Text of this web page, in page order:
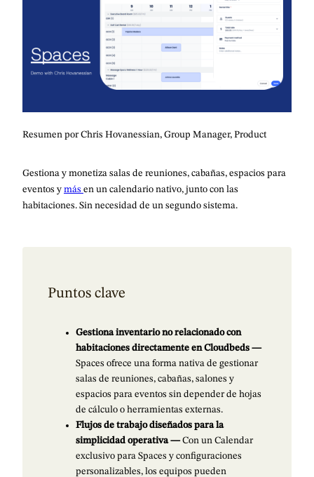
Resumen por Chris Hovanessian, Group Manager, Product
Gestiona y monetiza salas de reuniones, cabañas, espacios para
eventos y más en un calendario nativo, junto con las
habitaciones. Sin necesidad de un segundo sistema.
Puntos clave
Gestiona inventario no relacionado con
habitaciones directamente en Cloudbeds —
Spaces ofrece una forma nativa de gestionar
salas de reuniones, cabañas, salones y
espacios para eventos sin depender de hojas
de cálculo o herramientas externas.
Flujos de trabajo diseñados para la
simplicidad operativa —Con un Calendar
exclusivo para Spaces y configuraciones
personalizables, los equipos pueden